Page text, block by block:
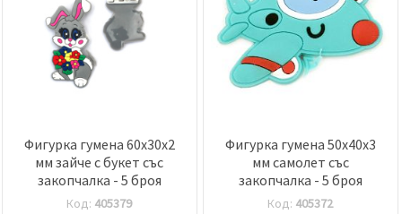
Фигурка гумена 60x30x2
мм зайче с букет със
закопчалка - 5 броя
Код: 405379
Фигурка гумена 50x40x3
мм самолет със
закопчалка - 5 броя
Код: 405372